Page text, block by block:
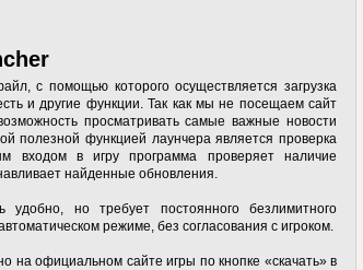
с помощью которого осуществляется загрузка
и другие функции. Так как мы не посещаем сайт
просматривать самые важные новости
полезной функцией лаунчера является проверка
входом в игру программа проверяет наличие
найденные обновления.
удобно, но требует постоянного безлимитного
режиме, без согласования с игроком.
на официальном сайте игры по кнопке «скачать» в